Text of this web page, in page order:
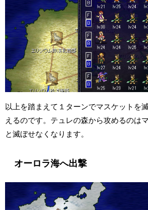
以上を踏まえて１ターンでマスケットを
えるのです。テュレの森から攻めるのは
と滅ぼせなくなります。
オーロラ海へ出撃